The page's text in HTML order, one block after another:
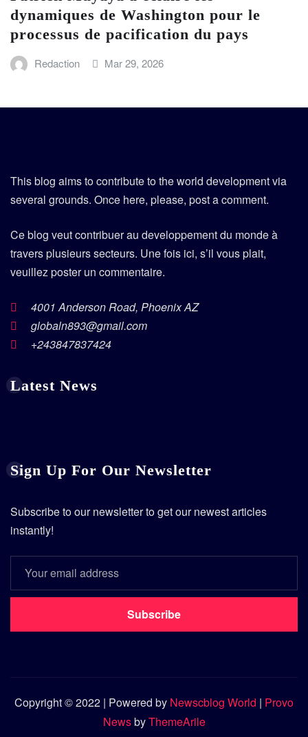
dynamiques de Washington pour le
processus de pacification du pays
Redaction Mar 29, 2026
This blog aims to contribute to the world development via
several grounds. Once here, please, post a comment.
Ce blog veut contribuer au developpement du monde à
travers plusieurs secteurs. Une fois ici, s’il vous plait,
veuillez poster un commentaire.
4001 Anderson Road, Phoenix AZ
globaln893@gmail.com
+243847837424
Latest News
Sign Up For Our Newsletter
Subscribe to our newsletter to get our newest articles
instantly!
Subscribe
Copyright © 2022 | Powered by Newscblog World | Provo
NewsbyThemeArile